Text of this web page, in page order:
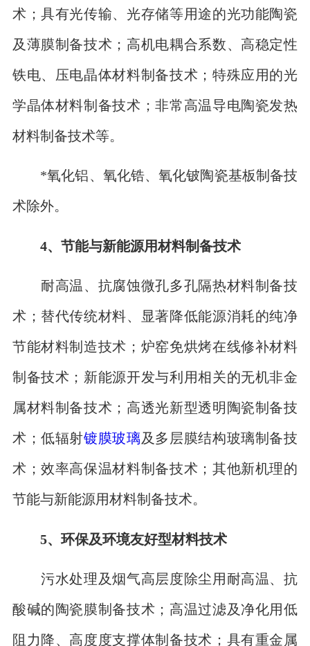
术；具有光传输、光存储等用途的光功能陶瓷
及薄膜制备技术；高机电耦合系数、高稳定性
铁电、压电晶体材料制备技术；特殊应用的光
学晶体材料制备技术；非常高温导电陶瓷发热
材料制备技术等。
*氧化铝、氧化锆、氧化铍陶瓷基板制备技
术除外。
4、节能与新能源用材料制备技术
耐高温、抗腐蚀微孔多孔隔热材料制备技
术；替代传统材料、显著降低能源消耗的纯净
节能材料制造技术；炉窑免烘烤在线修补材料
制备技术；新能源开发与利用相关的无机非金
属材料制备技术；高透光新型透明陶瓷制备技
术；低辐射镀膜玻璃 及多层膜结构玻璃制备技
术；效率高保温材料制备技术；其他新机理的
节能与新能源用材料制备技术。
5、环保及环境友好型材料技术
污水处理及烟气高层度除尘用耐高温、抗
酸碱的陶瓷膜制备技术；高温过滤及净化用低
阻力降、高度度支撑体制备技术；具有重金属